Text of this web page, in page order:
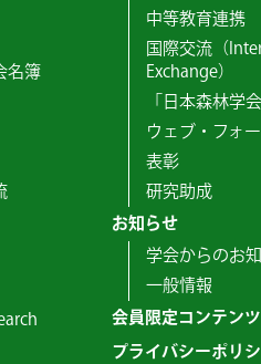
名簿
中等教育連携
国際交流（
Exchange）
「日本森林学
ウェブ・フォ
表彰
研究助成
お知らせ
学会からのお
一般情報
会員限定コンテンツ
プライバシーポリ